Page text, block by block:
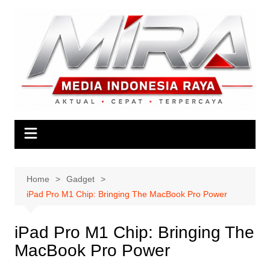
Home
Gadget
iPad Pro M1 Chip: Bringing The MacBook Pro Power
iPad Pro M1 Chip: Bringing The
MacBook Pro Power